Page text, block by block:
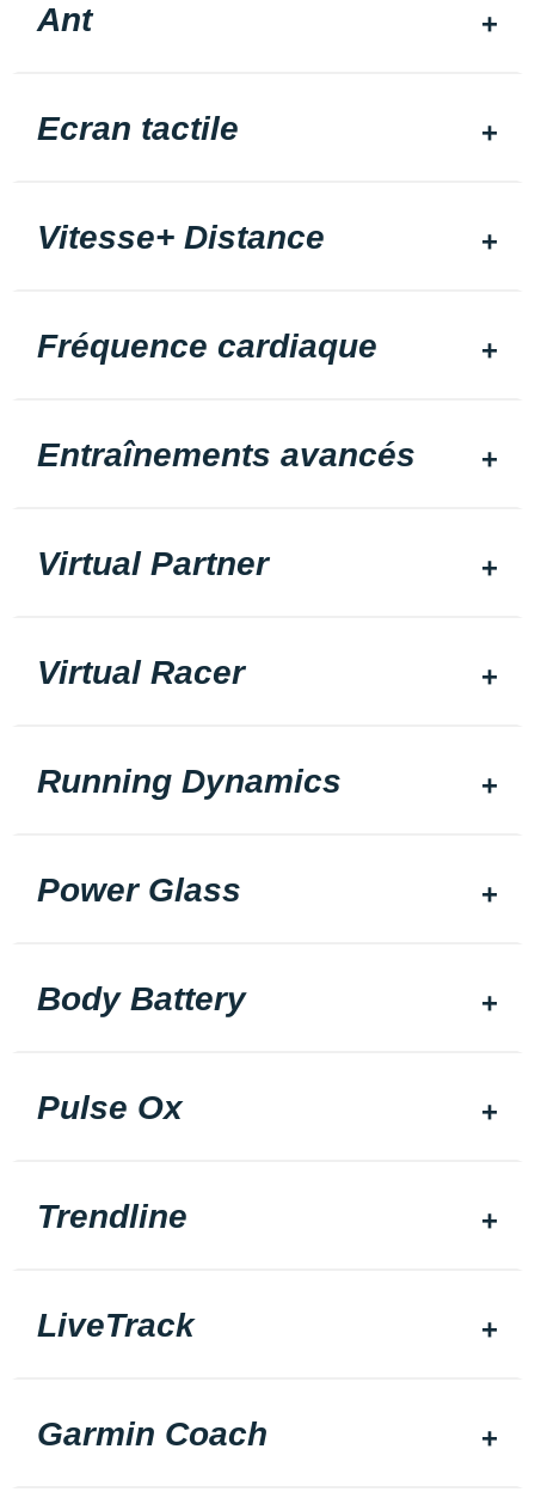
Ant
Ecran tactile
Vitesse+ Distance
Fréquence cardiaque
Entraînements avancés
Virtual Partner
Virtual Racer
Running Dynamics
Power Glass
Body Battery
Pulse Ox
Trendline
LiveTrack
Garmin Coach